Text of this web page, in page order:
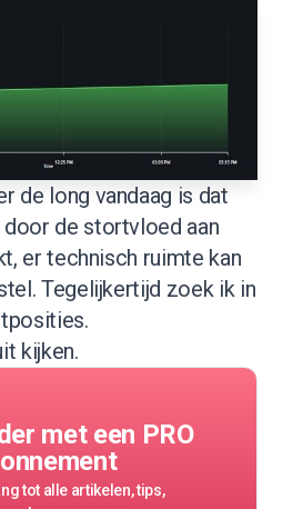
de long vandaag is dat
de stortvloed aan
er technisch ruimte kan
Tegelijkertijd zoek ik in
kijken.
met een PRO
tot alle artikelen, tips,